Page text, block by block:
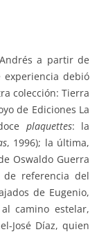
a partir de
experiencia debió
colección: Tierra
de Ediciones La
plaquettes: la
, 1996); la última,
Oswaldo Guerra
de referencia del
de Eugenio,
camino estelar,
José Díaz, quien